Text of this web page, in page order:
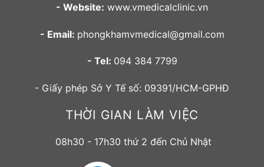
- Website: www.vmedicalclinic.vn
- Email: phongkhamvmedical@gmail.com
- Tel: 094 384 7799
- Giấy phép Sở Y Tế số: 09391/HCM-GPHĐ
THỜI GIAN LÀM VIỆC
08h30 - 17h30 thứ 2 đến Chủ Nhật